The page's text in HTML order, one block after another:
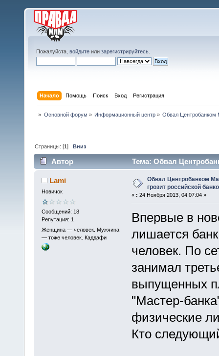
Пожалуйста, войдите или зарегистрируйтесь
Начало Помощь Поиск Вход Регистрация
» Основной форум » Информационный центр» Обвал Центробанком
Страницы: [1]Вниз
Автор
Тема: Обвал
системе? (Прочитано 19266 раз)
Lami
Новичок
Сообщений: 18
Репутация: 1
Женщина — человек. Мужчина
— тоже человек. Каддафи
Обвал Центробанком
грозит российской
« : 24 Ноября 2013, 04:07:04 »
Впервые в
лишается
человек. По
занимал
выпущенных
"Мастер-
физические
Кто